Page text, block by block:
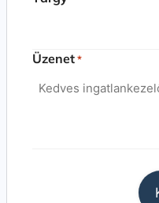
Üzenet *